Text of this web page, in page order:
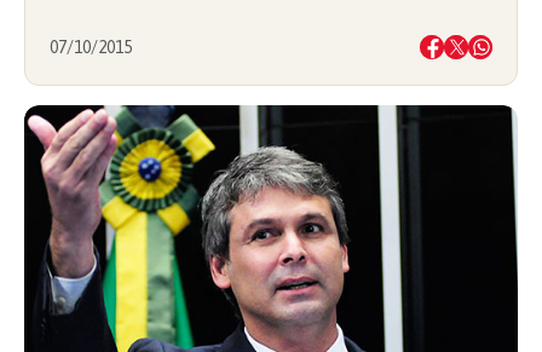
07/10/2015